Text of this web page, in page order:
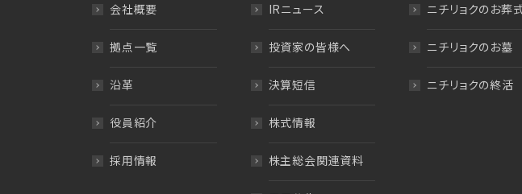
会社概要
拠点一覧
沿革
役員紹介
採用情報
IRニュース
投資家の皆様へ
決算短信
株式情報
株主総会関連資料
ニチリョクのお葬
ニチリョクのお墓
ニチリョクの終活